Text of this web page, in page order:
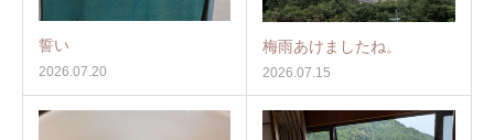
誓い
2026.07.20
梅雨あけましたね。
2026.07.15